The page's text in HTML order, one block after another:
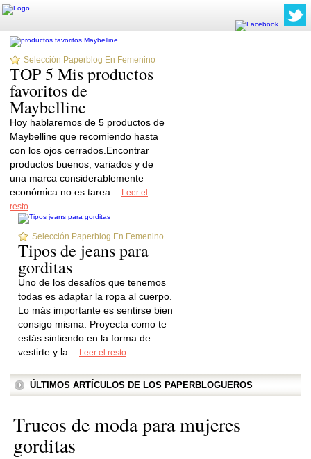
Selección Paperblog En Femenino
TOP 5 Mis productos
favoritos de
Maybelline
Hoy hablaremos de 5 productos de
Maybelline que recomiendo hasta
con los ojos cerrados.Encontrar
productos buenos, variados y de
una marca considerablemente
económica no es tarea...
Leer el
resto
Selección Paperblog En Femenino
Tipos de jeans para
gorditas
Uno de los desafíos que tenemos
todas es adaptar la ropa al cuerpo.
Lo más importante es sentirse bien
consigo misma. Proyecta como te
estás sintiendo en la forma de
vestirte y la...
Leer el resto
ÚLTIMOS ARTÍCULOS DE LOS PAPERBLOGUEROS
Trucos de moda para mujeres
gorditas